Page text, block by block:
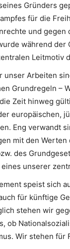
Gründers
für die
und gegen
während der
Leitmotiv
unser Arbeiten
Grundregeln –
Zeit hinweg
europäischen,
Eng verwandt
mit den Werten
des
unserer
speist sich
für künftige
stehen wir
ob
Wir stehen für